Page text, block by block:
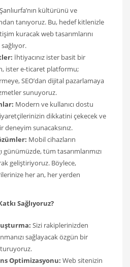
Şanlıurfa’nın kültürünü ve
tanıyoruz. Bu, hedef kitlenizle
kuracak web tasarımlarını
İhtiyacınız ister basit bir
ister e-ticaret platformu;
SEO’dan dijital pazarlamaya
sunuyoruz.
Modern ve kullanıcı dostu
dikkatini çekecek ve
sunacaksınız.
Mobil cihazların
günümüzde, tüm tasarımlarımızı
geliştiriyoruz. Böylece,
her an, her yerden
Sağlıyoruz?
Sizi rakiplerinizden
sağlayacak özgün bir
Optimizasyonu: Web sitenizin